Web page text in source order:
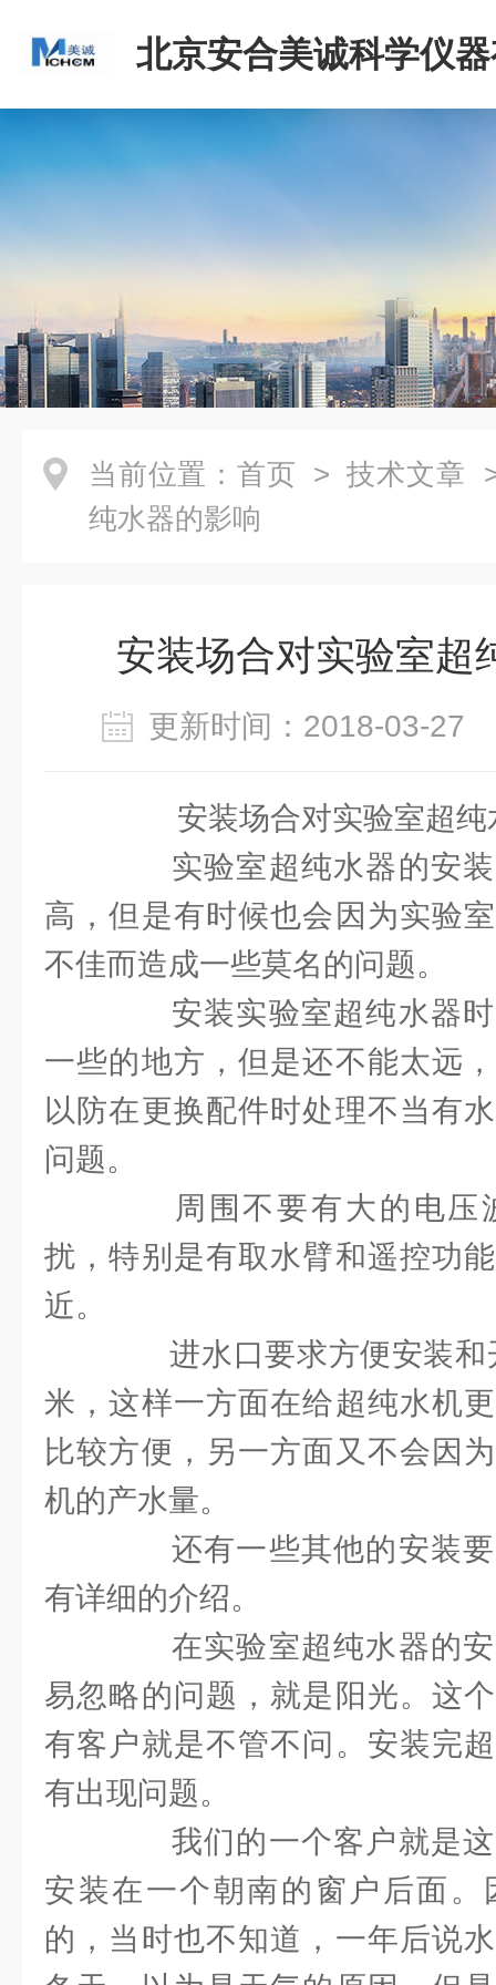
北京安合美诚科学仪
司
当前位置： 首页 > 技术文章
纯水器的影响
安装场合对实验室超
更新时间：2018-03-
安装场合对实验室超纯
实验室超纯水器的安装
高，但是有时候也会因为实验
不佳而造成一些莫名的问题。
安装实验室超纯水器时
一些的地方，但是还不能太远
以防在更换配件时处理不当有
问题。
周围不要有大的电压
扰，特别是有取水臂和遥控功
近。
进水口要求方便安装和
米，这样一方面在给超纯水机
比较方便，另一方面又不会因
机的产水量。
还有一些其他的安装要
有详细的介绍。
在实验室超纯水器的安
易忽略的问题，就是阳光。这
有客户就是不管不问。安装完
有出现问题。
我们的一个客户就是这
安装在一个朝南的窗户后面
的，当时也不知道，一年后说